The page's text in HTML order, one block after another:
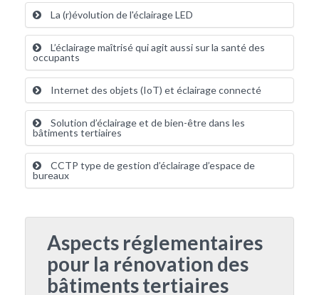
La (r)évolution de l'éclairage LED
L’éclairage maîtrisé qui agit aussi sur la santé des
occupants
Internet des objets (IoT) et éclairage connecté
Solution d’éclairage et de bien-être dans les
bâtiments tertiaires
CCTP type de gestion d’éclairage d’espace de
bureaux
Aspects réglementaires
pour la rénovation des
bâtiments tertiaires